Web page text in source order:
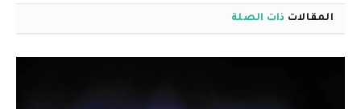
المقالات ذات الصلة